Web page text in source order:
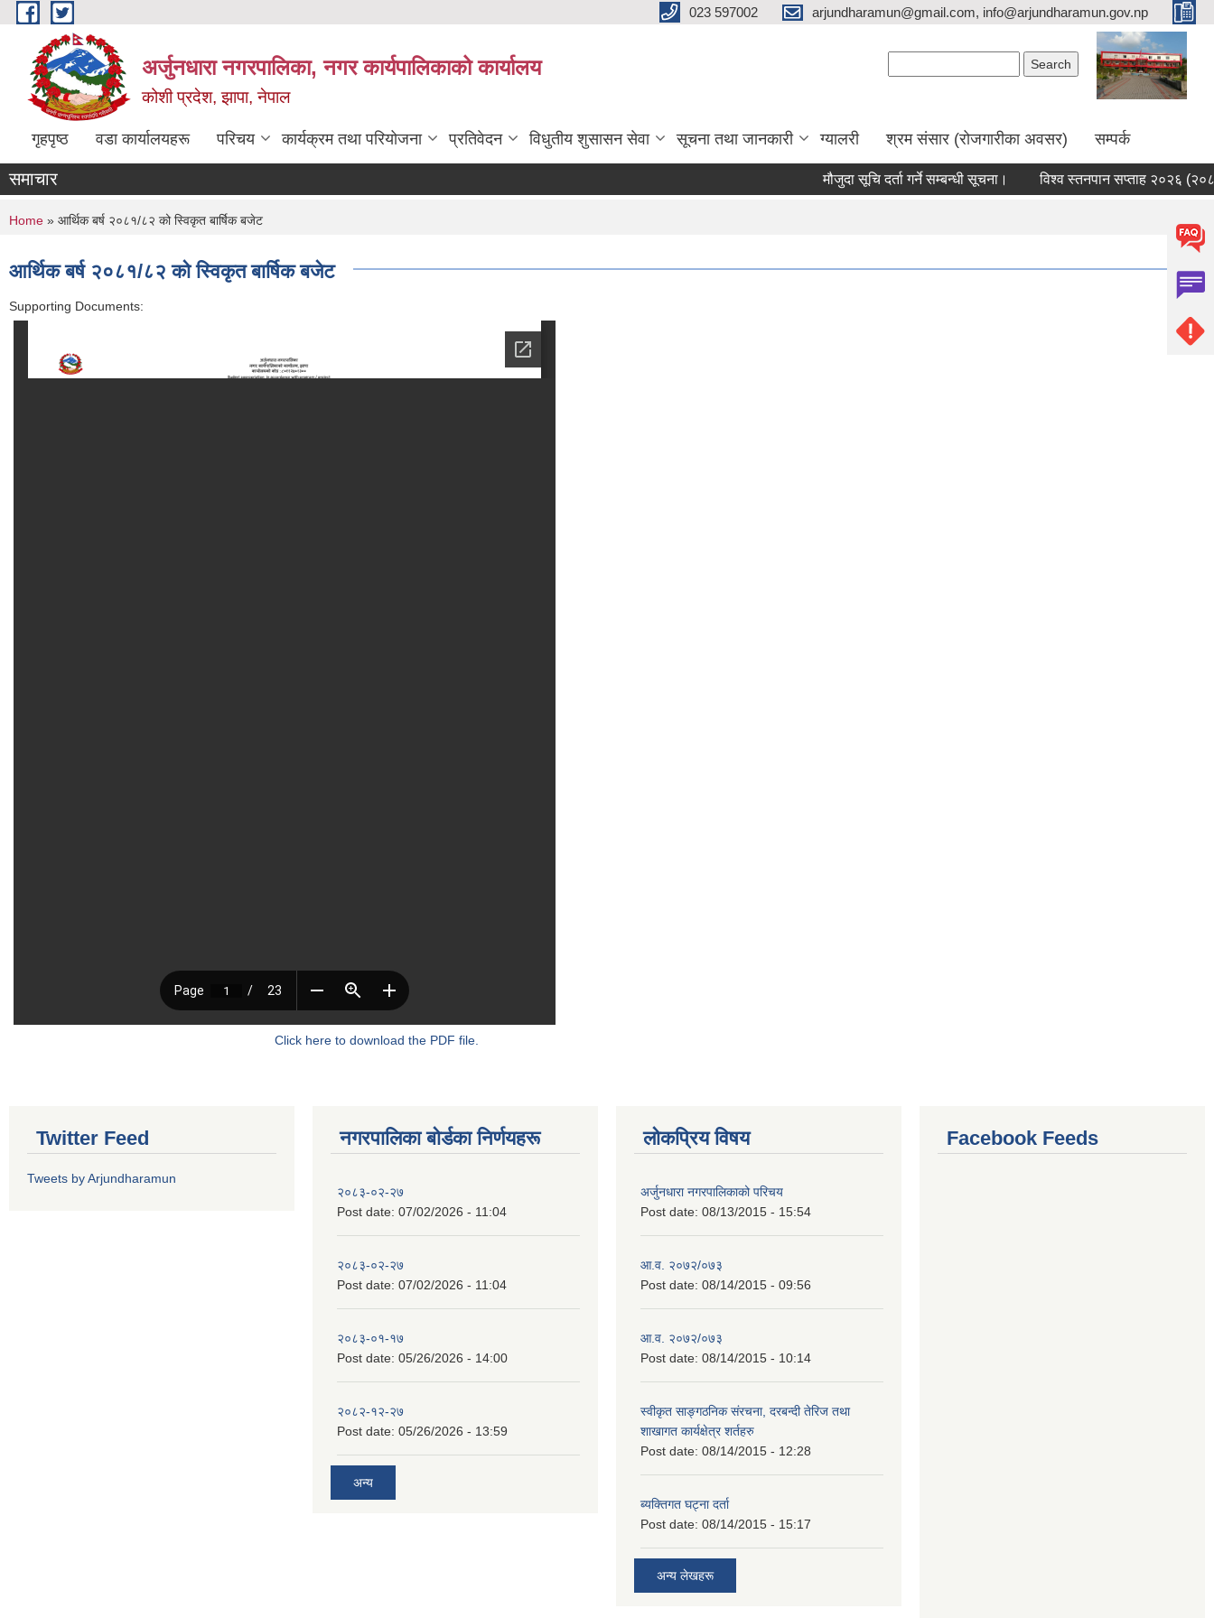
Skip to main content 023 597002 arjundharamun@gmail.com, info@arjundharamun.gov.np
अर्जुनधारा नगरपालिका, नगर कार्यपालिकाको कार्यालय
कोशी प्रदेश, झापा, नेपाल
गृहपृष्ठ वडा कार्यालयहरू परिचय कार्यक्रम तथा परियोजना प्रतिवेदन विधुतीय शुसासन सेवा सूचना तथा जानकारी ग्यालरी श्रम संसार (रोजगारीका अवसर) सम्पर्क
समाचार मौजुदा सूचि दर्ता गर्ने सम्बन्धी सूचना। विश्व स्तनपान सप्ताह २०२६ (२०८३)
You are here
Home » आर्थिक बर्ष २०८१/८२ को स्विकृत बार्षिक बजेट
आर्थिक बर्ष २०८१/८२ को स्विकृत बार्षिक बजेट
Supporting Documents:
Click here to download the PDF file.
Twitter Feed
Tweets by Arjundharamun
नगरपालिका बाेर्डका निर्णयहरू
२०८३-०२-२७
Post date: 07/02/2026 - 11:04
२०८३-०२-२७
Post date: 07/02/2026 - 11:04
२०८३-०१-१७
Post date: 05/26/2026 - 14:00
२०८२-१२-२७
Post date: 05/26/2026 - 13:59
अन्य
लोकप्रिय विषय
अर्जुनधारा नगरपालिकाको परिचय
Post date: 08/13/2015 - 15:54
आ.व. २०७२/०७३
Post date: 08/14/2015 - 09:56
आ.व. २०७२/०७३
Post date: 08/14/2015 - 10:14
स्वीकृत साङ्गठनिक संरचना, दरबन्दी तेरिज तथा
शाखागत कार्यक्षेत्र शर्तहरु
Post date: 08/14/2015 - 12:28
ब्यक्तिगत घट्ना दर्ता
Post date: 08/14/2015 - 15:17
अन्य लेखहरू
Facebook Feeds